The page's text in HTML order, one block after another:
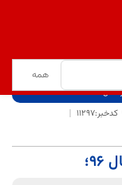
96؛
کدخبر:11297